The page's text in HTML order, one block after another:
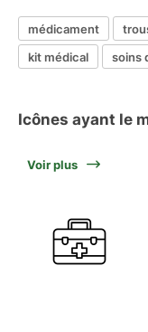
médicament
kit médical
soins
Icônes ayant le
Voir plus